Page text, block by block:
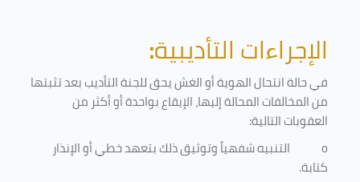
الإجراءات التأديبية:
في حالة انتحال الهوية أو الغش يحق للجنة التأديب بعد تثبتها
من المخالفات المحالة إليها، الإيقاع بواحدة أو أكثر من
العقوبات التالية:
o
التنبيه شفهياً وتوثيق ذلك بتعهد خطي أو الإنذار
كتابة.